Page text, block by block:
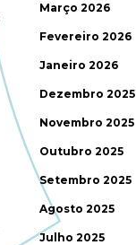
Março 2026
Fevereiro 2026
Janeiro 2026
Dezembro 2025
Novembro 2025
Outubro 2025
Setembro 2025
Agosto 2025
Julho 2025